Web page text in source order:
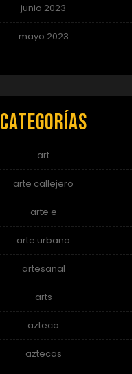
junio 2023
mayo 2023
Categorías
art
arte callejero
arte e
arte urbano
artesanal
arts
azteca
aztecas